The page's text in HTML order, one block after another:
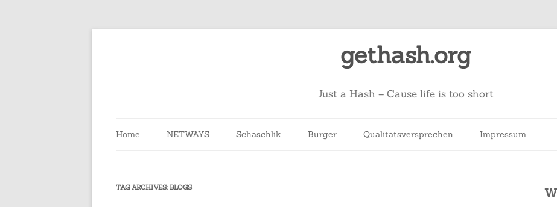
Skip
gethash.org
Just a Hash – Cause life is too short
Home NETWAYS Schaschlik Burger Qualitätsversprechen Impressum
TAG ARCHIVES: BLOGS